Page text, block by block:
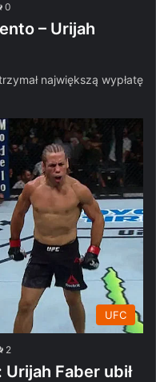
0
– Urijah
największą wypłatę
UFC
2
Faber ubił